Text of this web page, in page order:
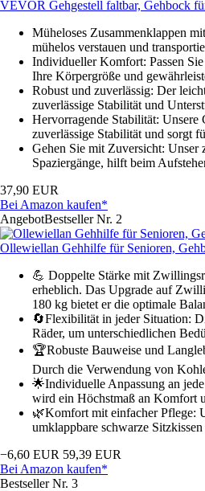
VEVOR Gehgestell faltbar, Gehbock
Müheloses Zusammenklappen
mühelos verstauen und
Individueller Komfort: Passen
Ihre Körpergröße und
Robust und zuverlässig: Der
zuverlässige Stabilität und
Hervorragende Stabilität: Unsere
zuverlässige Stabilität und sorgt
Gehen Sie mit Zuversicht:
Spaziergänge, hilft beim
37,90 EUR
Bei Amazon kaufen*
AngebotBestseller Nr. 2
Ollewiellan Gehhilfe für Senioren,
💪 Doppelte Stärke mit
erheblich. Das Upgrade auf
180 kg bietet er die optimale
🔄Flexibilität in jeder Situation:
Räder, um unterschiedlichen
🏆Robuste Bauweise und
Durch die Verwendung von
🌟Individuelle Anpassung an
wird ein Höchstmaß an Komfort
🌿Komfort mit einfacher Pflege:
umklappbare schwarze
−6,60 EUR 59,39 EUR
Bei Amazon kaufen*
Bestseller Nr. 3